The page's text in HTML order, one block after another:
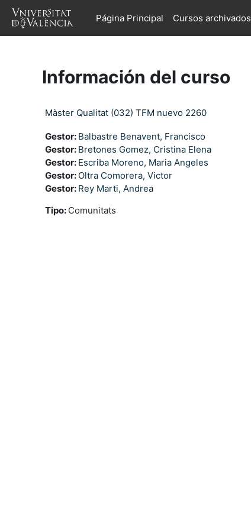
Salta al contenido principal
Página Principal
Cursos archivados
Información del curso
Màster Qualitat (032) TFM nuevo 2260
Gestor: Balbastre Benavent, Francisco
Gestor: Bretones Gomez, Cristina Elena
Gestor: Escriba Moreno, Maria Angeles
Gestor: Oltra Comorera, Victor
Gestor: Rey Marti, Andrea
Tipo: Comunitats